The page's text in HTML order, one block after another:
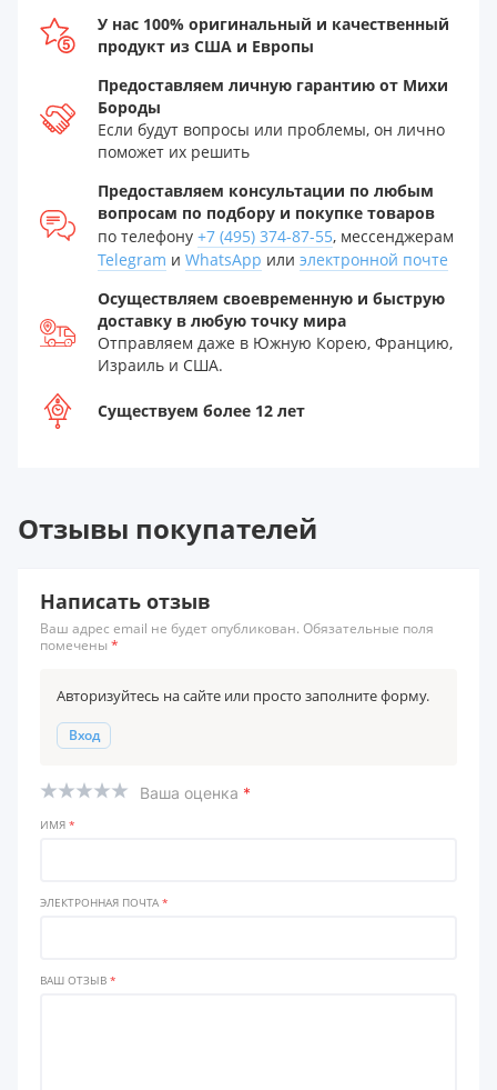
У нас 100% оригинальный и качественный
продукт из США и Европы
Предоставляем личную гарантию от Михи
Бороды
Если будут вопросы или проблемы, он лично
поможет их решить
Предоставляем консультации по любым
вопросам по подбору и покупке товаров
по телефону +7 (495) 374-87-55, мессенджерам
Telegram и WhatsApp или электронной почте
Осуществляем своевременную и быструю
доставку в любую точку мира
Отправляем даже в Южную Корею, Францию,
Израиль и США.
Существуем более 12 лет
Отзывы покупателей
Написать отзыв
Ваш адрес email не будет опубликован. Обязательные поля
помечены *
Авторизуйтесь на сайте или просто заполните форму.
Вход
Ваша оценка *
ИМЯ *
ЭЛЕКТРОННАЯ ПОЧТА *
ВАШ ОТЗЫВ *